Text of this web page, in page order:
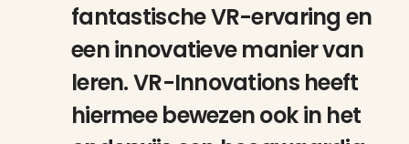
fantastische VR-ervaring en
een innovatieve manier van
leren. VR-Innovations heeft
hiermee bewezen ook in het